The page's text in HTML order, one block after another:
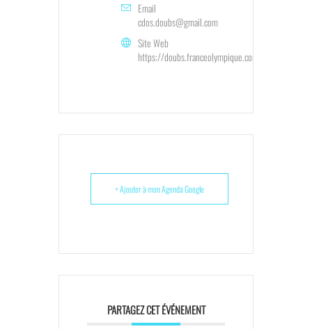
Email
cdos.doubs@gmail.com
Site Web
https://doubs.franceolympique.com/
+ Ajouter à mon Agenda Google
PARTAGEZ CET ÉVÉNEMENT